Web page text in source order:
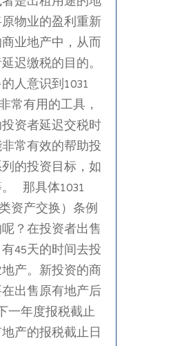
物业的盈利重新
业地产中，从而
迟缴税的目的。
人意识到1031
常有用的工具，
资者延迟交税时
常有效的帮助投
的投资目标，如
那具体1031
资产交换）条例
？在投资者出售
45天的时间去投
产。新投资的商
出售原有地产后
一年度报税截止
产的报税截止日